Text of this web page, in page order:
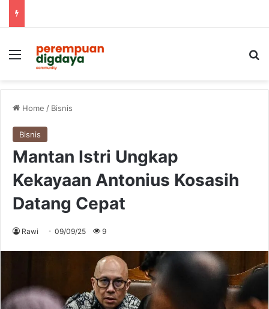
Menu
Home / Bisnis
Bisnis
Mantan Istri Ungkap
Kekayaan Antonius Kosasih
Datang Cepat
Rawi 09/09/25 9